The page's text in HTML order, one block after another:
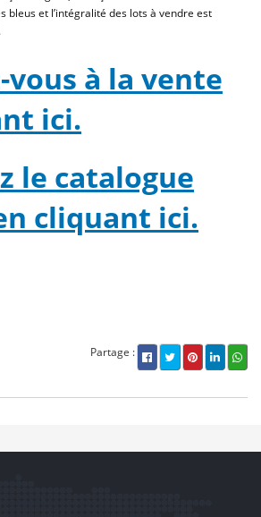
bleus et l’intégralité des lots à vendre est
vous à la vente
ici.
le catalogue
cliquant ici.
Partage :